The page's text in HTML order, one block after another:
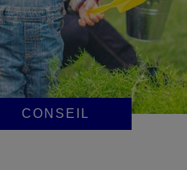
CONSEIL